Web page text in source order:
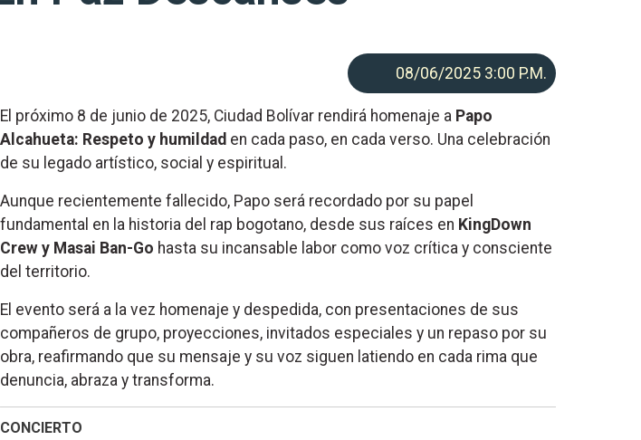
08/06/2025 3:00 P.M.
El próximo 8 de junio de 2025, Ciudad Bolívar rendirá homenaje a Papo
Alcahueta: Respeto y humildad en cada paso, en cada verso. Una celebración
de su legado artístico, social y espiritual.
Aunque recientemente fallecido, Papo será recordado por su papel
fundamental en la historia del rap bogotano, desde sus raíces en KingDown
Crew y Masai Ban-Go hasta su incansable labor como voz crítica y consciente
del territorio.
El evento será a la vez homenaje y despedida, con presentaciones de sus
compañeros de grupo, proyecciones, invitados especiales y un repaso por su
obra, reafirmando que su mensaje y su voz siguen latiendo en cada rima que
denuncia, abraza y transforma.
CONCIERTO